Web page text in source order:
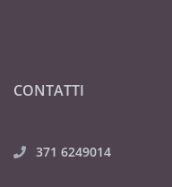
CONTATTI
371 6249014